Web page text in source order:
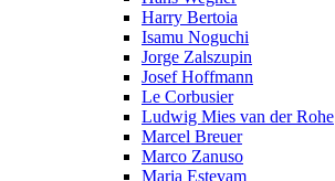
Harry Bertoia
Isamu Noguchi
Jorge Zalszupin
Josef Hoffmann
Le Corbusier
Ludwig Mies van der Rohe
Marcel Breuer
Marco Zanuso
Maria Estevam